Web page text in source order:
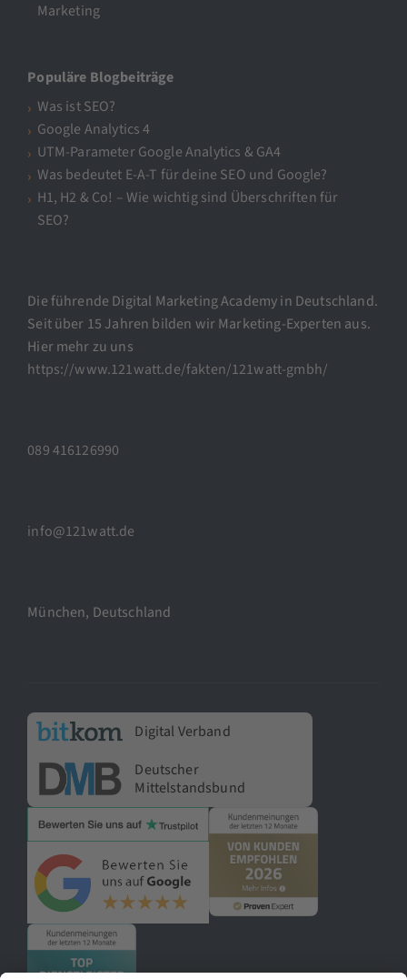
Marketing
Populäre Blogbeiträge
Was ist SEO?
Google Analytics 4
UTM-Parameter Google Analytics & GA4
Was bedeutet E-A-T für deine SEO und Google?
H1, H2 & Co! – Wie wichtig sind Überschriften für
SEO?
Die führende Digital Marketing Academy in Deutschland.
Seit über 15 Jahren bilden wir Marketing-Experten aus.
Hier mehr zu uns
https://www.121watt.de/fakten/121watt-gmbh/
089 416126990
info@121watt.de
München, Deutschland
Digital Verband
Deutscher
Mittelstandsbund